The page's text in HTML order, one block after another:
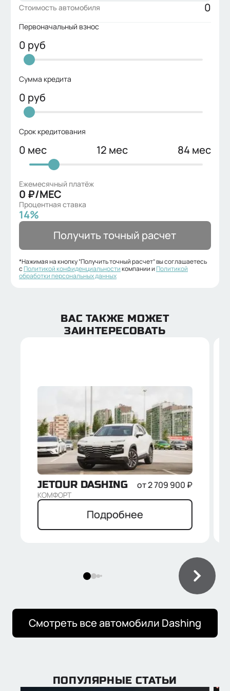
✅ Покупка у официального дилера
✅ Любой удобный формат сделки:
наличные, кредит от 0,01%
🎁 Приятные подарки при покупке ❗️
Позвоните нам сейчас —
дополнительные выгоды доступны
только при обращении ❗️ Дилерский
центр Jetour Максимум
📍 Транспортная территория, д. 6
Стоимость автомобиля 0
Первоначальный взнос
0 руб
Сумма кредита
0 руб
Срок кредитования
0 мес 12 мес 84 мес
Ежемесячный платёж
0 ₽/МЕС
Процентная ставка
14%
Получить точный расчет
*Нажимая на кнопку “Получить точный расчет” вы соглашаетесь
сПолитикой конфиденциальностикомпании иПолитикой
обработки персональных данных
ВАС ТАКЖЕ МОЖЕТ
ЗАИНТЕРЕСОВАТЬ
JETOUR DASHING от2 709 900₽
КОМФОРТ
Подробнее
Смотреть все автомобили Dashing
ПОПУЛЯРНЫЕ СТАТЬИ